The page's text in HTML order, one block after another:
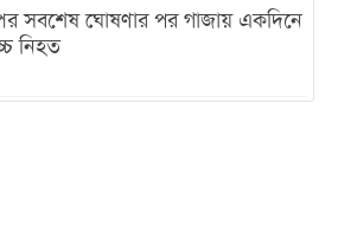
সবশেষ ঘোষণার পর গাজায় একদিনে
নিহত